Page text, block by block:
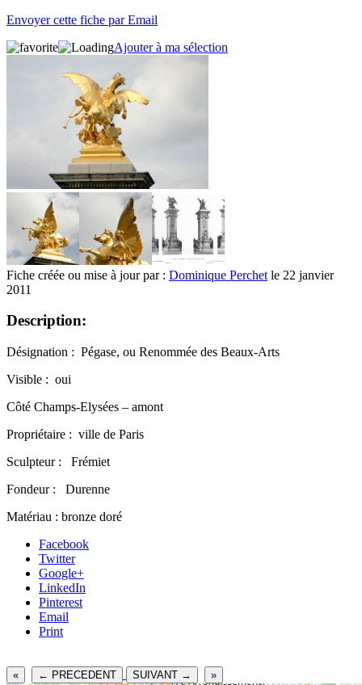
Envoyer cette fiche par Email
Ajouter à ma sélection
Fiche créée ou mise à jour par : Dominique Perchet le 22 janvier
2011
Description:
Désignation : Pégase, ou Renommée des Beaux-Arts
Visible : oui
Côté Champs-Elysées – amont
Propriétaire : ville de Paris
Sculpteur : Frémiet
Fondeur : Durenne
Matériau : bronze doré
Facebook
Twitter
Google+
LinkedIn
Pinterest
Email
Print
« ← PRECEDENT SUIVANT → »